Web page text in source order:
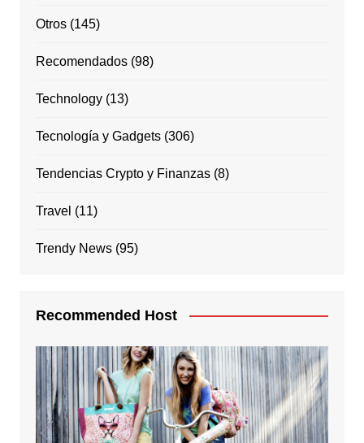
Otros(145)
Recomendados(98)
Technology(13)
Tecnología y Gadgets(306)
Tendencias Crypto y Finanzas(8)
Travel (11)
Trendy News(95)
Recommended Host